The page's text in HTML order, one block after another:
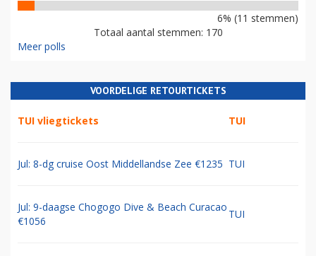
6% (11 stemmen)
Totaal aantal stemmen: 170
Meer polls
VOORDELIGE RETOURTICKETS
TUI vliegtickets TUI
Jul: 8-dg cruise Oost Middellandse Zee €1235 TUI
Jul: 9-daagse Chogogo Dive & Beach Curacao
€1056
TUI